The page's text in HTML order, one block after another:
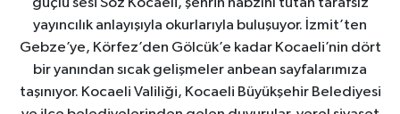
güçlü sesi Söz Kocaeli, şehrin nabzını tutan tarafsız
yayıncılık anlayışıyla okurlarıyla buluşuyor. İzmit’ten
Gebze’ye, Körfez’den Gölcük’e kadar Kocaeli’nin dört
bir yanından sıcak gelişmeler anbean sayfalarımıza
taşınıyor. Kocaeli Valiliği, Kocaeli Büyükşehir Belediyesi